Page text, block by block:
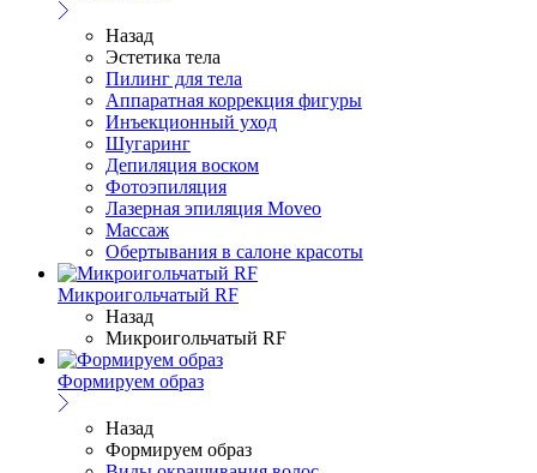
Назад
Эстетика тела
Пилинг для тела
Аппаратная коррекция фигуры
Инъекционный уход
Шугаринг
Депиляция воском
Фотоэпиляция
Лазерная эпиляция Moveo
Массаж
Обертывания в салоне красоты
Микроигольчатый RF
Назад
Микроигольчатый RF
Формируем образ
Назад
Формируем образ